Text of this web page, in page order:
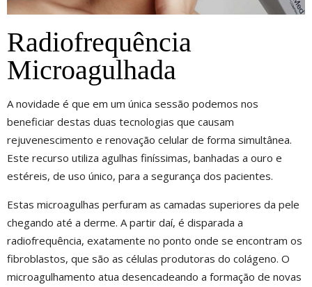
Radiofrequência
Microagulhada
A novidade é que em um única sessão podemos nos
beneficiar destas duas tecnologias que causam
rejuvenescimento e renovação celular de forma simultânea.
Este recurso utiliza agulhas finíssimas, banhadas a ouro e
estéreis, de uso único, para a segurança dos pacientes.
Estas microagulhas perfuram as camadas superiores da pele
chegando até a derme. A partir daí, é disparada a
radiofrequência, exatamente no ponto onde se encontram os
fibroblastos, que são as células produtoras do colágeno. O
microagulhamento atua desencadeando a formação de novas